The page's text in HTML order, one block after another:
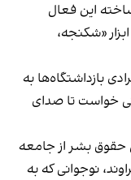
این فعال
«شکنجه،
بازداشتگاه‌ها به
خواست تا صدای
حقوق بشر از جامعه
نوجوانی که به